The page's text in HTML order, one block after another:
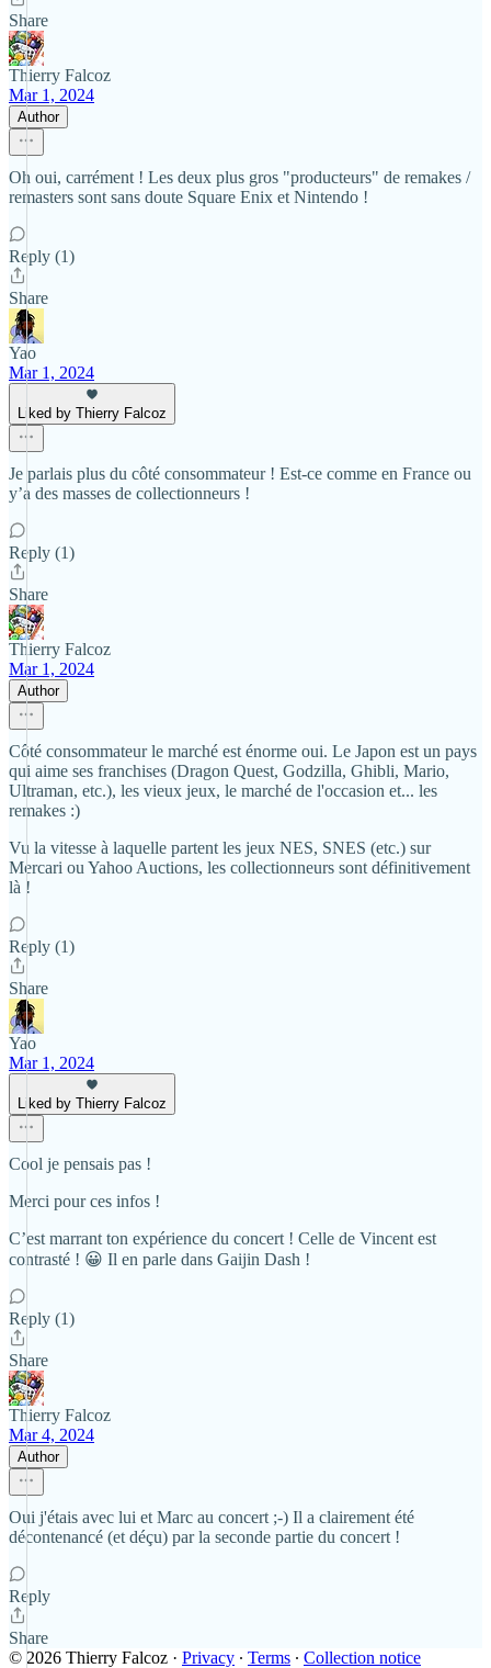
Share
Thierry Falcoz
Mar 1, 2024
Author
Oh oui, carrément ! Les deux plus gros "producteurs" de remakes /
remasters sont sans doute Square Enix et Nintendo !
Reply (1)
Share
Yao
Mar 1, 2024
Liked by Thierry Falcoz
Je parlais plus du côté consommateur ! Est-ce comme en France ou
y’a des masses de collectionneurs !
Reply (1)
Share
Thierry Falcoz
Mar 1, 2024
Author
Côté consommateur le marché est énorme oui. Le Japon est un pays
qui aime ses franchises (Dragon Quest, Godzilla, Ghibli, Mario,
Ultraman, etc.), les vieux jeux, le marché de l'occasion et... les
remakes :)
Vu la vitesse à laquelle partent les jeux NES, SNES (etc.) sur
Mercari ou Yahoo Auctions, les collectionneurs sont définitivement
là !
Reply (1)
Share
Yao
Mar 1, 2024
Liked by Thierry Falcoz
Cool je pensais pas !
Merci pour ces infos !
C’est marrant ton expérience du concert ! Celle de Vincent est
contrasté ! 😀 Il en parle dans Gaijin Dash !
Reply (1)
Share
Thierry Falcoz
Mar 4, 2024
Author
Oui j'étais avec lui et Marc au concert ;-) Il a clairement été
décontenancé (et déçu) par la seconde partie du concert !
Reply
Share
© 2026 Thierry Falcoz · Privacy ∙ Terms ∙ Collection notice